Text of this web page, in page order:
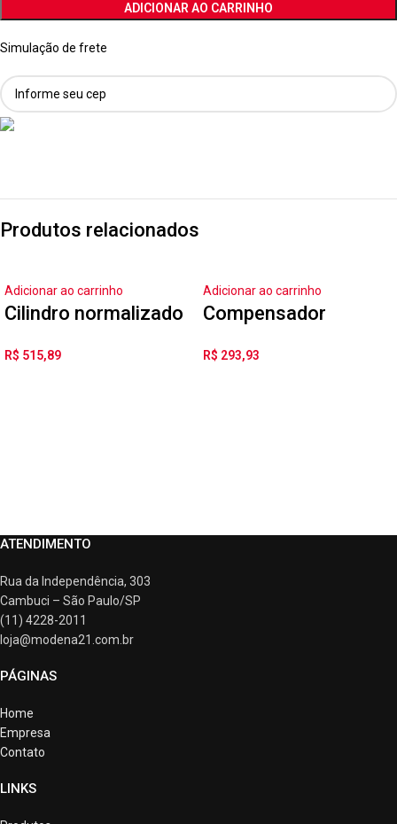
ADICIONAR AO CARRINHO
Simulação de frete
Produtos relacionados
Adicionar ao carrinho
Cilindro normalizado
R$ 515,89
Adicionar ao carrinho
Compensador
M12X1,25
R$ 293,93
ATENDIMENTO
Rua da Independência, 303
Cambuci – São Paulo/SP
(11) 4228-2011
loja@modena21.com.br
PÁGINAS
Home
Empresa
Contato
LINKS